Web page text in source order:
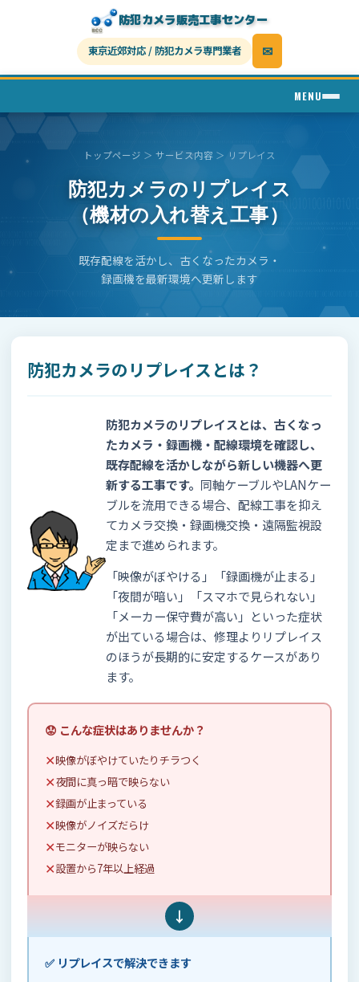
防犯カメラ販売工事センター
東京近郊対応/防犯カメラ専門業者 ✉
MENU
トップページ ＞ サービス内容 ＞ リプレイス
防犯カメラのリプレイス
（機材の入れ替え工事）
既存配線を活かし、古くなったカメラ・
録画機を最新環境へ更新します
防犯カメラのリプレイスとは？
防犯カメラのリプレイスとは、古くなっ
たカメラ・録画機・配線環境を確認し、
既存配線を活かしながら新しい機器へ更
新する工事です。 同軸ケーブルやLANケー
ブルを流用できる場合、配線工事を抑え
てカメラ交換・録画機交換・遠隔監視設
定まで進められます。
「映像がぼやける」「録画機が止まる」
「夜間が暗い」「スマホで見られない」
「メーカー保守費が高い」といった症状
が出ている場合は、修理よりリプレイス
のほうが長期的に安定するケースがあり
ます。
😟 こんな症状はありませんか？
✕映像がぼやけていたりチラつく
✕夜間に真っ暗で映らない
✕録画が止まっている
✕映像がノイズだらけ
✕モニターが映らない
✕設置から7年以上経過
→
✅ リプレイスで解決できます